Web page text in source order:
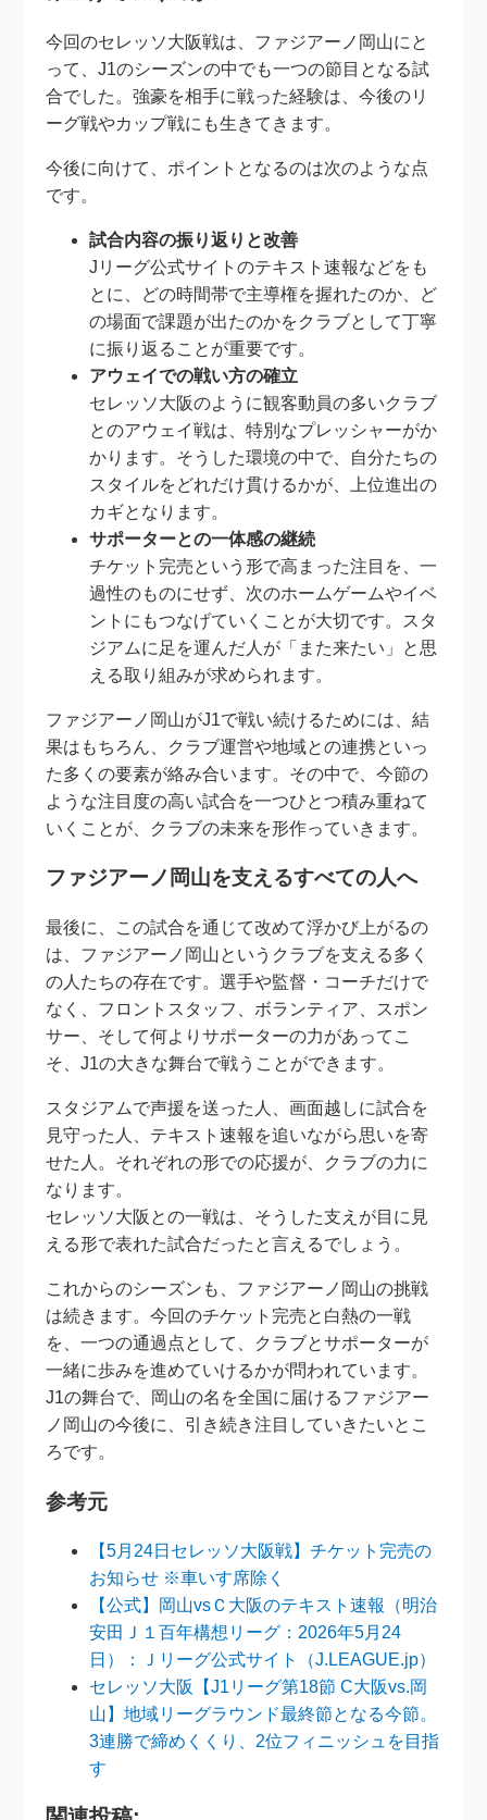
今回のセレッソ大阪戦は、ファジアーノ岡山にと
って、J1のシーズンの中でも一つの節目となる試
合でした。強豪を相手に戦った経験は、今後のリ
ーグ戦やカップ戦にも生きてきます。
今後に向けて、ポイントとなるのは次のような点
です。
試合内容の振り返りと改善
Jリーグ公式サイトのテキスト速報などをも
とに、どの時間帯で主導権を握れたのか、ど
の場面で課題が出たのかをクラブとして丁寧
に振り返ることが重要です。
アウェイでの戦い方の確立
セレッソ大阪のように観客動員の多いクラブ
とのアウェイ戦は、特別なプレッシャーがか
かります。そうした環境の中で、自分たちの
スタイルをどれだけ貫けるかが、上位進出の
カギとなります。
サポーターとの一体感の継続
チケット完売という形で高まった注目を、一
過性のものにせず、次のホームゲームやイベ
ントにもつなげていくことが大切です。スタ
ジアムに足を運んだ人が「また来たい」と思
える取り組みが求められます。
ファジアーノ岡山がJ1で戦い続けるためには、結
果はもちろん、クラブ運営や地域との連携といっ
た多くの要素が絡み合います。その中で、今節の
ような注目度の高い試合を一つひとつ積み重ねて
いくことが、クラブの未来を形作っていきます。
ファジアーノ岡山を支えるすべての人へ
最後に、この試合を通じて改めて浮かび上がるの
は、ファジアーノ岡山というクラブを支える多く
の人たちの存在です。選手や監督・コーチだけで
なく、フロントスタッフ、ボランティア、スポン
サー、そして何よりサポーターの力があってこ
そ、J1の大きな舞台で戦うことができます。
スタジアムで声援を送った人、画面越しに試合を
見守った人、テキスト速報を追いながら思いを寄
せた人。それぞれの形での応援が、クラブの力に
なります。
セレッソ大阪との一戦は、そうした支えが目に見
える形で表れた試合だったと言えるでしょう。
これからのシーズンも、ファジアーノ岡山の挑戦
は続きます。今回のチケット完売と白熱の一戦
を、一つの通過点として、クラブとサポーターが
一緒に歩みを進めていけるかが問われています。
J1の舞台で、岡山の名を全国に届けるファジアー
ノ岡山の今後に、引き続き注目していきたいとこ
ろです。
参考元
【5月24日セレッソ大阪戦】チケット完売の
お知らせ ※車いす席除く
【公式】岡山vsＣ大阪のテキスト速報（明治
安田Ｊ１百年構想リーグ：2026年5月24
日）：Ｊリーグ公式サイト（J.LEAGUE.jp）
セレッソ大阪【J1リーグ第18節 C大阪vs.岡
山】地域リーグラウンド最終節となる今節。
3連勝で締めくくり、2位フィニッシュを目指
す